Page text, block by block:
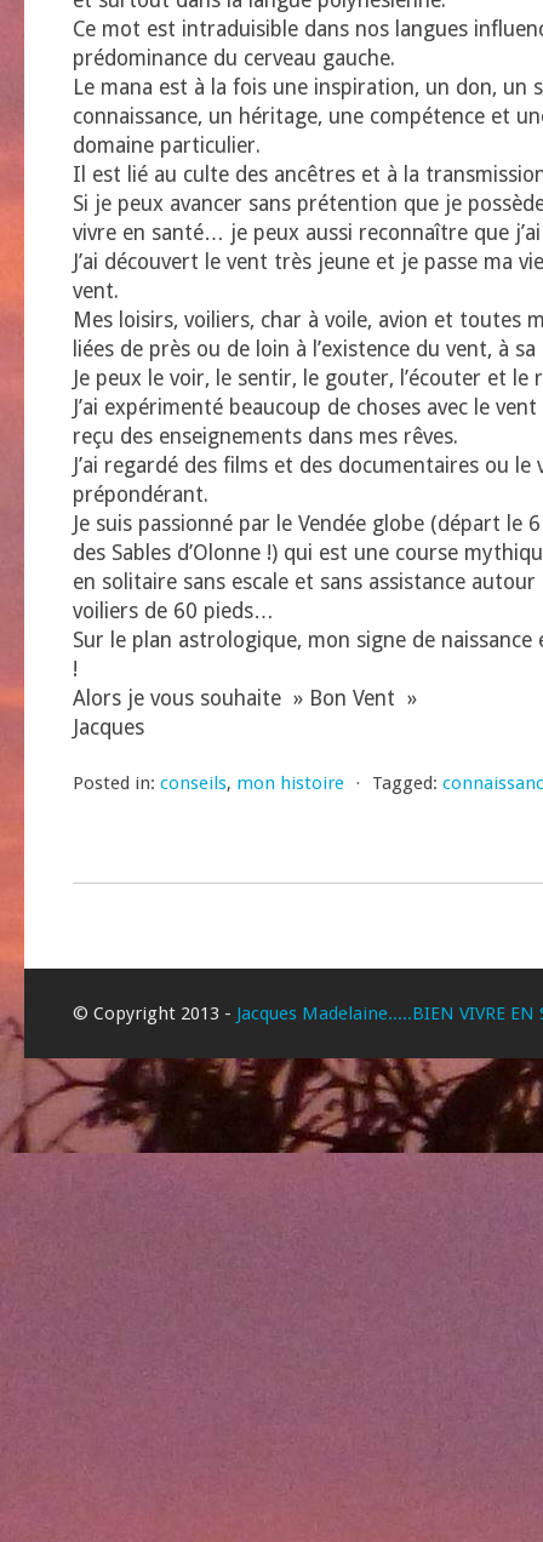
Ce mot est intraduisible dans nos langues
prédominance du cerveau gauche.
Le mana est à la fois une inspiration, un don, un
connaissance, un héritage, une compétence et
domaine particulier.
Il est lié au culte des ancêtres et à la
Si je peux avancer sans prétention que je
vivre en santé… je peux aussi reconnaître que
J’ai découvert le vent très jeune et je passe ma
vent.
Mes loisirs, voiliers, char à voile, avion et toutes
liées de près ou de loin à l’existence du vent, à sa
Je peux le voir, le sentir, le gouter, l’écouter et
J’ai expérimenté beaucoup de choses avec le
reçu des enseignements dans mes rêves.
J’ai regardé des films et des documentaires ou
prépondérant.
Je suis passionné par le Vendée globe (départ le
des Sables d’Olonne !) qui est une course
en solitaire sans escale et sans assistance
voiliers de 60 pieds…
Sur le plan astrologique, mon signe de
!
Alors je vous souhaite » Bon Vent »
Jacques
Posted in: conseils, mon histoire ⋅ Tagged:
© Copyright 2013 - Jacques Madelaine.....BIEN VIVRE EN